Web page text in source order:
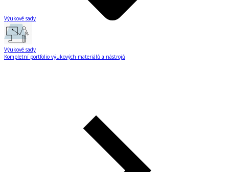
Výukové sady
Výukové sady
Kompletní portfolio výukových materiálů a nástrojů